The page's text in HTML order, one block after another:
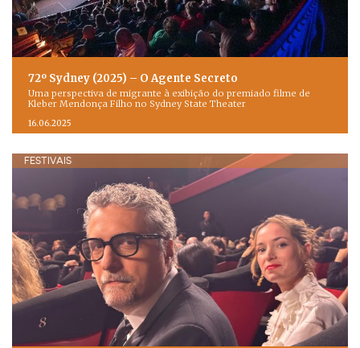
72º Sydney (2025) – O Agente Secreto
Uma perspectiva de migrante à exibição do premiado filme de
Kleber Mendonça Filho no Sydney State Theater
16.06.2025
FESTIVAIS